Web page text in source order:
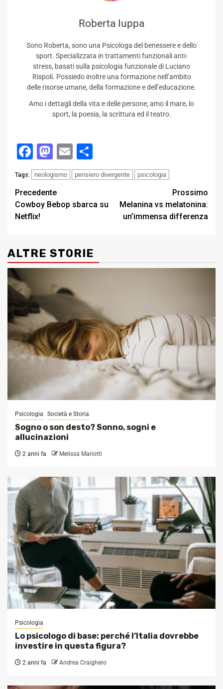
Roberta Iuppa
Sono Roberta, sono una Psicologa del benessere e dello
sport. Specializzata in trattamenti funzionali anti-
stress, basati sulla psicologia funzionale di Luciano
Rispoli. Possiedo inoltre una formazione nell’ambito
delle risorse umane, della formazione e dell’educazione.
Amo i dettagli della vita e delle persone, amo il mare, lo
sport, la poesia, la scrittura ed il teatro.
Facebook
Mastodon
Email
Tags: neologismo pensiero divergente psicologia
Post
navigation
Precedente
Cowboy Bebop sbarca su
Netflix!
Prossimo
Melanina vs melatonina:
un’immensa differenza
ALTRE STORIE
Psicologia Società e Storia
Sogno o son desto? Sonno, sogni e
allucinazioni
2 anni fa Melissa Mariotti
Psicologia
Lo psicologo di base: perché l’Italia dovrebbe
investire in questa figura?
2 anni fa Andrea Craighero